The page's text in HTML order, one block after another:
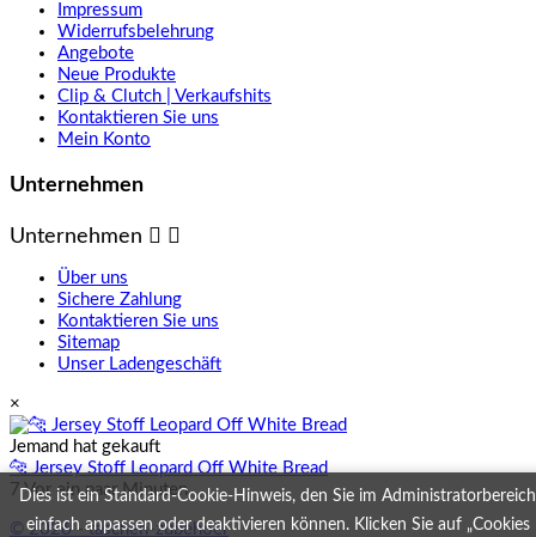
Impressum
Widerrufsbelehrung
Angebote
Neue Produkte
Clip & Clutch | Verkaufshits
Kontaktieren Sie uns
Mein Konto
Unternehmen
Unternehmen  
Über uns
Sichere Zahlung
Kontaktieren Sie uns
Sitemap
Unser Ladengeschäft
×
Jemand hat gekauft
🐆 Jersey Stoff Leopard Off White Bread
7 Vor ein paar Minuten
Dies ist ein Standard-Cookie-Hinweis, den Sie im Administratorbereich
einfach anpassen oder deaktivieren können. Klicken Sie auf „Cookies
© 2026 - taschen-zubehoer